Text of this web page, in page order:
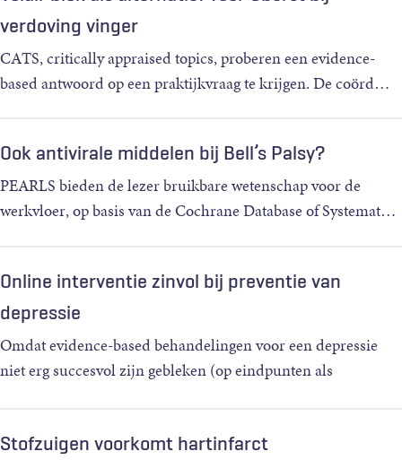
verdoving vinger
CATS, critically appraised topics, proberen een evidence-
based antwoord op een praktijkvraag te krijgen. De coörd…
Ook antivirale middelen bij Bell’s Palsy?
PEARLS bieden de lezer bruikbare wetenschap voor de
werkvloer, op basis van de Cochrane Database of Systemat…
Online interventie zinvol bij preventie van
depressie
Omdat evidence-based behandelingen voor een depressie
niet erg succesvol zijn gebleken (op eindpunten als
Stofzuigen voorkomt hartinfarct